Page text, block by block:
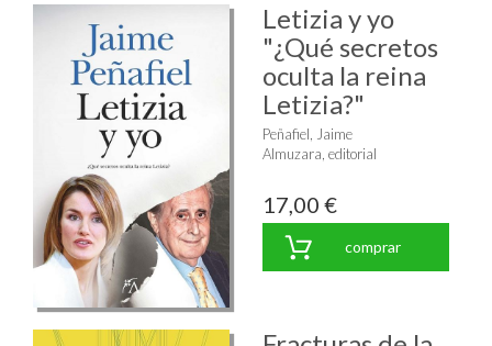
Letizia y yo
"¿Qué secretos
oculta la reina
Letizia?"
Peñafiel, Jaime
Almuzara, editorial
17,00 €
comprar